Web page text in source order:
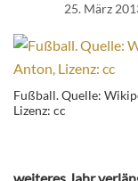
25. März
Fußball. Quelle:
Lizenz: cc